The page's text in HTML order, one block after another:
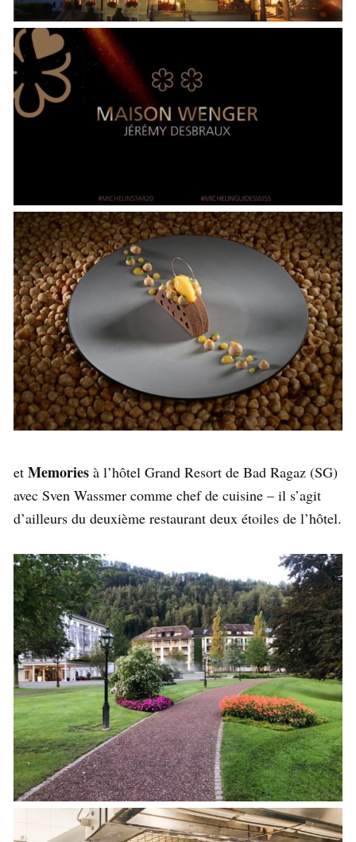
et Memories à l’hôtel Grand Resort de Bad Ragaz (SG)
avec Sven Wassmer comme chef de cuisine – il s’agit
d’ailleurs du deuxième restaurant deux étoiles de l’hôtel.